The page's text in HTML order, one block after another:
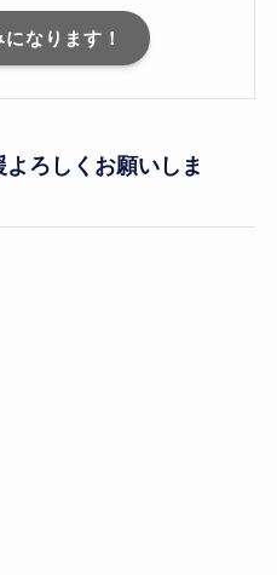
なります！
ろしくお願いしま